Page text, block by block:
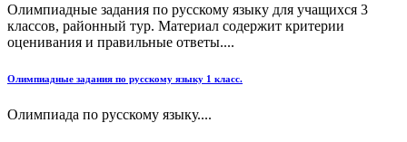
Олимпиадные задания по русскому языку для учащихся 3
классов, районный тур. Материал содержит критерии
оценивания и правильные ответы....
Олимпиадные задания по русскому языку 1 класс.
Олимпиада по русскому языку....